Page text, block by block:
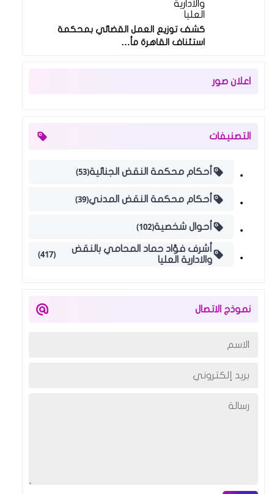
والادارية
العليا
كشف توزيع العمل القضائي بمحكمة
استئناف القاهرة مأ…
اعلان صور
التصنيفات
أحكام محكمة النقض الجنائية(53)
أحكام محكمة النقض المدني(39)
أحوال شخصية(102)
أشرف فؤاد حماد المحامي بالنقض
والادارية العليا
(417)
نموذج الاتصال